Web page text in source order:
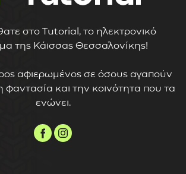
στο Tutorial, το ηλεκτρονικό
της Κάισσας Θεσσαλονίκης!
αφιερωμένος σε όσους αγαπούν
φαντασία και την κοινότητα που τα
ενώνει.